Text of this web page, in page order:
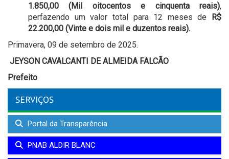
1.850,00 (Mil oitocentos e cinquenta reais),
perfazendo um valor total para 12 meses de
R$
22.200,00 (Vinte e dois mil e duzentos reais).
Primavera, 09 de setembro de 2025.
JEYSON CAVALCANTI DE ALMEIDA FALCÃO
Prefeito
SERVIÇOS
Portal da Transparência
PNAB ALDIR BLANC